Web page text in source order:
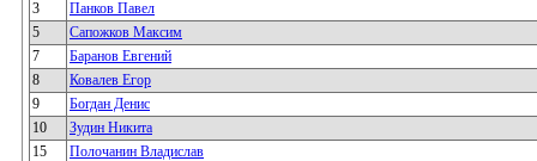
3
Панков Павел
5
Сапожков Максим
7
Баранов Евгений
8
Ковалев Егор
9
Богдан Денис
10
Зудин Никита
15
Полочанин Владислав